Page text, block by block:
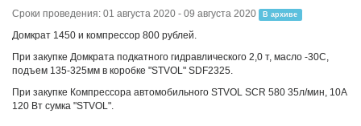
Сроки проведения: 01 августа 2020 - 09 августа 2020 В архиве
Домкрат 1450 и компрессор 800 рублей.
При закупке Домкрата подкатного гидравлического 2,0 т, масло -30С,
подъем 135-325мм в коробке "STVOL" SDF2325.
При закупке Компрессора автомобильного STVOL SCR 580 35л/мин, 10А
120 Вт сумка "STVOL".